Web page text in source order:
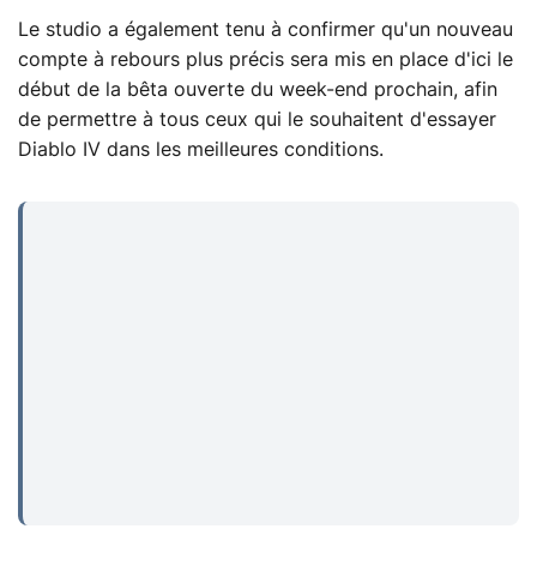
Le studio a également tenu à confirmer qu'un nouveau
compte à rebours plus précis sera mis en place d'ici le
début de la bêta ouverte du week-end prochain, afin
de permettre à tous ceux qui le souhaitent d'essayer
Diablo IV dans les meilleures conditions.